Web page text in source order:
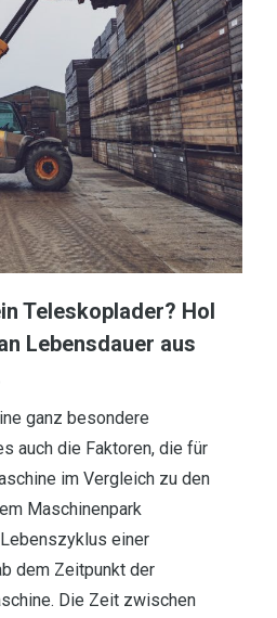
Teleskoplader? Hol
Lebensdauer aus
ganz besondere
auch die Faktoren, die für
im Vergleich zu den
Maschinenpark
einer
dem Zeitpunkt der
Die Zeit zwischen